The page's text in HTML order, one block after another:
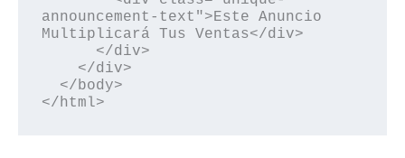
announcement-text">Este Anuncio
Multiplicará Tus Ventas</div>
</html>